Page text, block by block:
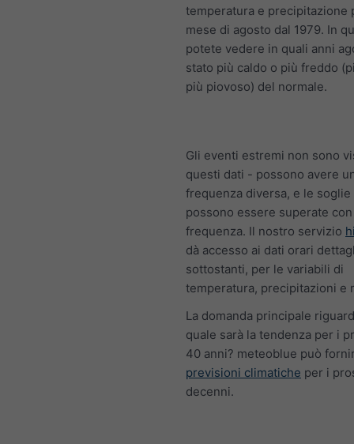
temperatura e precipitazione
mese di agosto dal 1979. In
potete vedere in quali anni
stato più caldo o più freddo
più piovoso) del normale.
Gli eventi estremi non sono
questi dati - possono avere
frequenza diversa, e le
possono essere superate
frequenza. Il nostro servizio
dà accesso ai dati orari
sottostanti, per le variabili di
temperatura, precipitazioni e
La domanda principale
quale sarà la tendenza per i
40 anni? meteoblue può
previsioni climatiche per i
decenni.